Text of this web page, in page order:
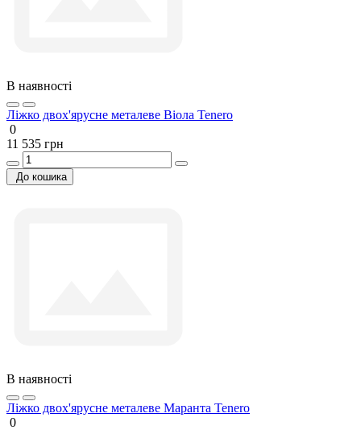
В наявності
Ліжко двох'ярусне металеве Віола Tenero
0
11 535 грн
До кошика
В наявності
Ліжко двох'ярусне металеве Маранта Tenero
0